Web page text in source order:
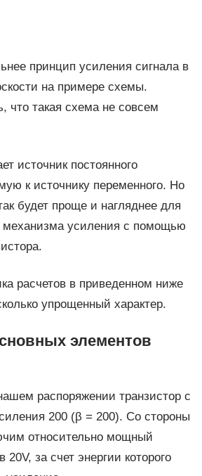
принцип усиления сигнала в
на примере схемы.
что такая схема не совсем
источник постоянного
к источнику переменного. Но
будет проще и нагляднее для
механизма усиления с помощью
расчетов в приведенном ниже
упрощенный характер.
элементов
распоряжении транзистор с
200 (β = 200). Со стороны
относительно мощный
20V, за счет энергии которого